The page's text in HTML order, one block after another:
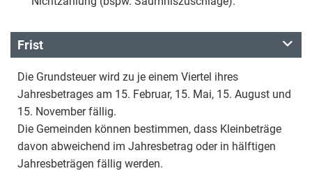
Frist
Die Grundsteuer wird zu je einem Viertel ihres
Jahresbetrages am 15. Februar, 15. Mai, 15. August und
15. November fällig.
Die Gemeinden können bestimmen, dass Kleinbeträge
davon abweichend im Jahresbetrag oder in hälftigen
Jahresbeträgen fällig werden.